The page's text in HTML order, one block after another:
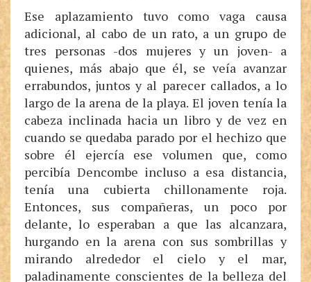
Ese aplazamiento tuvo como vaga causa
adicional, al cabo de un rato, a un grupo de
tres personas -dos mujeres y un joven- a
quienes, más abajo que él, se veía avanzar
errabundos, juntos y al parecer callados, a lo
largo de la arena de la playa. El joven tenía la
cabeza inclinada hacia un libro y de vez en
cuando se quedaba parado por el hechizo que
sobre él ejercía ese volumen que, como
percibía Dencombe incluso a esa distancia,
tenía una cubierta chillonamente roja.
Entonces, sus compañeras, un poco por
delante, lo esperaban a que las alcanzara,
hurgando en la arena con sus sombrillas y
mirando alrededor el cielo y el mar,
paladinamente conscientes de la belleza del